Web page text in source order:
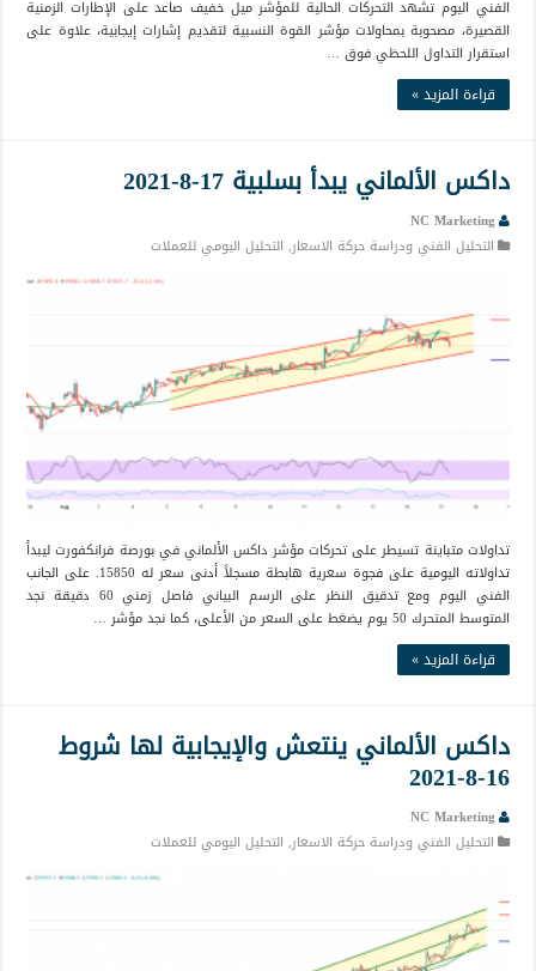
الفني اليوم تشهد التحركات الحالية للمؤشر ميل خفيف صاعد على الإطارات الزمنية
القصيرة، مصحوبة بمحاولات مؤشر القوة النسبية لتقديم إشارات إيجابية، علاوة على
استقرار التداول اللحظي فوق …
قراءة المزيد »
داكس الألماني يبدأ بسلبية 17-8-2021
NC Marketing
التحليل الفني ودراسة حركة الاسعار, التحليل اليومي للعملات
تداولات متباينة تسيطر على تحركات مؤشر داكس الألماني في بورصة فرانكفورت ليبدأ
تداولاته اليومية على فجوة سعرية هابطة مسجلاً أدنى سعر له 15850. على الجانب
الفني اليوم ومع تدقيق النظر على الرسم البياني فاصل زمني 60 دقيقة نجد
المتوسط المتحرك 50 يوم يضغط على السعر من الأعلى، كما نجد مؤشر …
قراءة المزيد »
داكس الألماني ينتعش والإيجابية لها شروط
16-8-2021
NC Marketing
التحليل الفني ودراسة حركة الاسعار, التحليل اليومي للعملات